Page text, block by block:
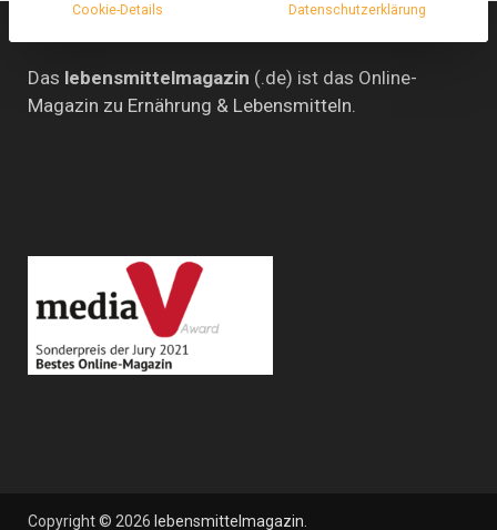
Das lebensmittelmagazin (.de) ist das Online-
Magazin zu Ernährung & Lebensmitteln.
Copyright © 2026 lebensmittelmagazin
Cookie-Details Datenschutzerklärung